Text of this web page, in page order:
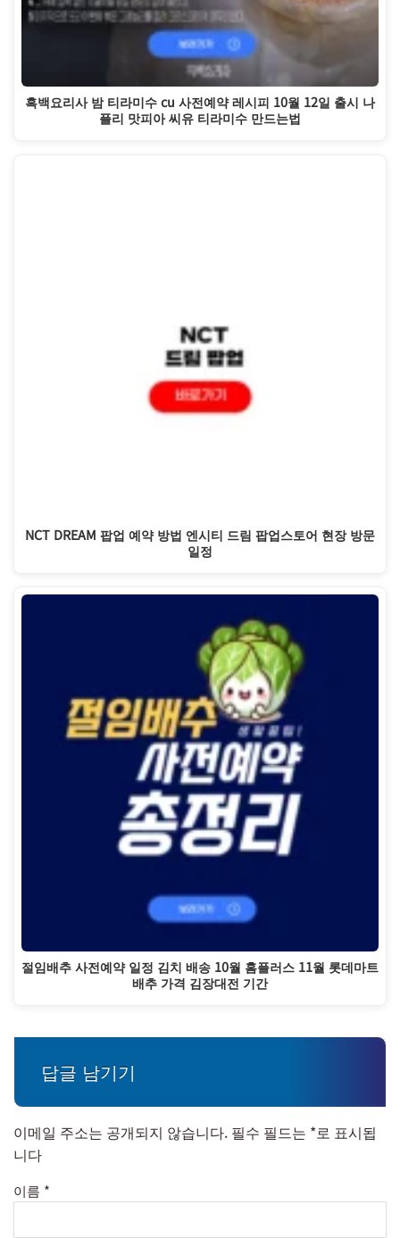
흑백요리사 밤 티라미수 cu 사전예약 레시피 10월 12일 출시 나
플리 맛피아 씨유 티라미수 만드는법
NCT DREAM 팝업 예약 방법 엔시티 드림 팝업스토어 현장 방문
일정
절임배추 사전예약 일정 김치 배송 10월 홈플러스 11월 롯데마트
배추 가격 김장대전 기간
답글 남기기
이메일 주소는 공개되지 않습니다. 필수 필드는 *로 표시됩
니다
이름 *